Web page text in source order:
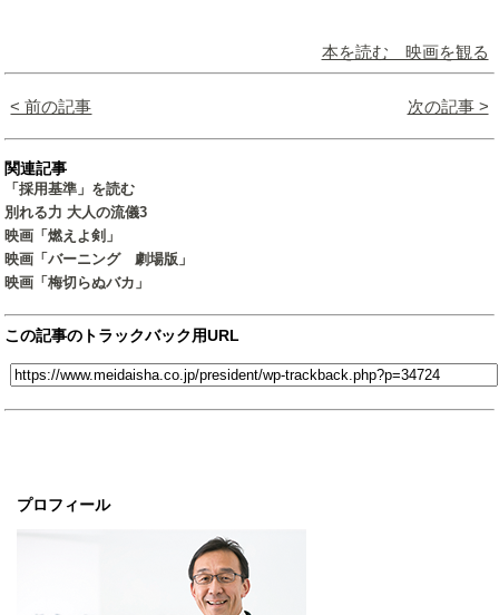
プロフィール
本を読む 映画を観る
< 前の記事 次の記事 >
関連記事
「採用基準」を読む
別れる力 大人の流儀3
映画「燃えよ剣」
映画「バーニング 劇場版」
映画「梅切らぬバカ」
この記事のトラックバック用URL